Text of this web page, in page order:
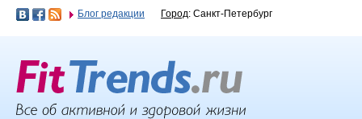
Блог редакции Город: Санкт-Петербург